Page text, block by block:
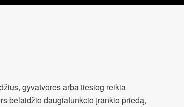
gyvatvores arba tiesiog reikia
belaidžio daugiafunkcio įrankio priedą,